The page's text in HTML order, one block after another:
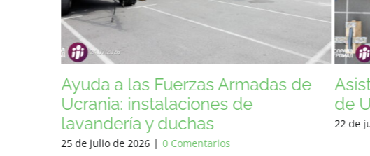
Asistencia a las Fuerzas Armadas
de Ucrania
22 de julio de 2026 | 0 Comentarios
de
1 de